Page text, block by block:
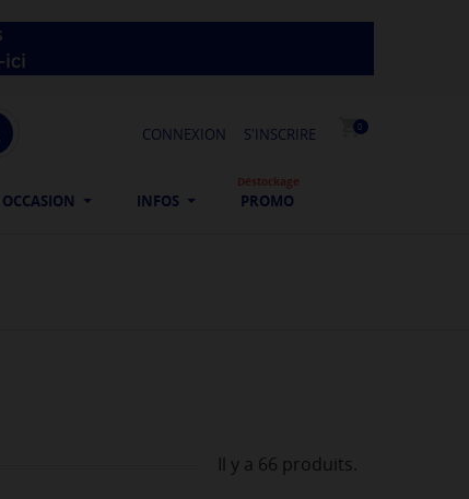
CONNEXION S'INSCRIRE shopping_cart
0
OCCASION INFOS PROMO
Déstockage
Il y a 66 produits.